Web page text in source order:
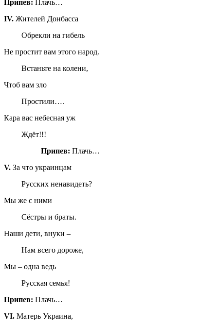
Припев: Плачь…
IV. Жителей Донбасса
Обрекли на гибель
Не простит вам этого народ.
Встаньте на колени,
Чтоб вам зло
Простили….
Кара вас небесная уж
Ждёт!!!
Припев: Плачь…
V. За что украинцам
Русских ненавидеть?
Мы же с ними
Сёстры и браты.
Наши дети, внуки –
Нам всего дороже,
Мы – одна ведь
Русская семья!
Припев: Плачь…
VI. Матерь Украина,